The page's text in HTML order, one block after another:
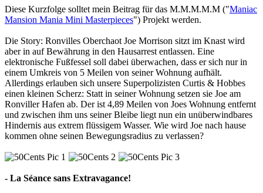
Diese Kurzfolge solltet mein Beitrag für das M.M.M.M.M ("Maniac
Mansion Mania Mini Masterpieces") Projekt werden.
Die Story: Ronvilles Oberchaot Joe Morrison sitzt im Knast wird
aber in auf Bewährung in den Hausarrest entlassen. Eine
elektronische Fußfessel soll dabei überwachen, dass er sich nur in
einem Umkreis von 5 Meilen von seiner Wohnung aufhält.
Allerdings erlauben sich unsere Superpolizisten Curtis & Hobbes
einen kleinen Scherz: Statt in seiner Wohnung setzen sie Joe am
Ronviller Hafen ab. Der ist 4,89 Meilen von Joes Wohnung entfernt
und zwischen ihm uns seiner Bleibe liegt nun ein unüberwindbares
Hindernis aus extrem flüssigem Wasser. Wie wird Joe nach hause
kommen ohne seinen Bewegungsradius zu verlassen?
- La Séance sans Extravagance!